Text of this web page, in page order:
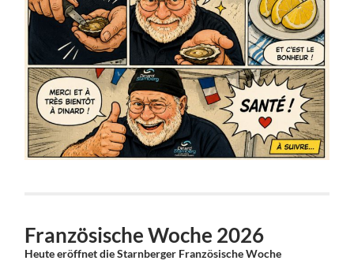
Französische Woche 2026
Heute eröffnet die Starnberger Französische Woche